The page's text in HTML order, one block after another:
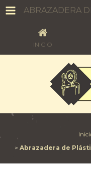
INICIO
> Abrazadera de